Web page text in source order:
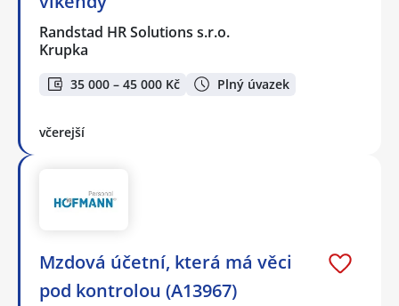
Randstad HR Solutions s.r.o.
Krupka
35 000 – 45 000 Kč Plný úvazek
včerejší
Mzdová účetní, která má věci
pod kontrolou (A13967)